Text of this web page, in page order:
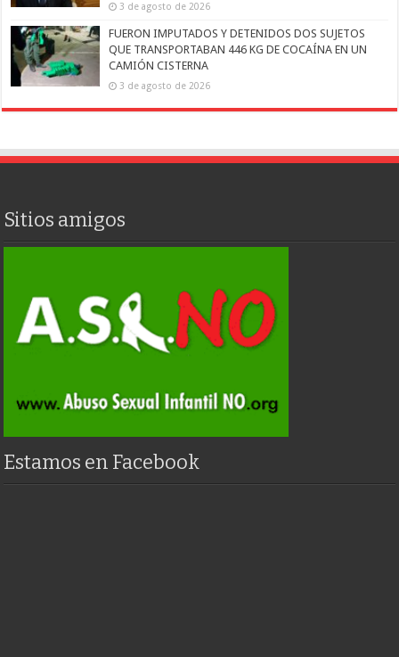
3 de agosto de 2026
FUERON IMPUTADOS Y DETENIDOS DOS SUJETOS
QUE TRANSPORTABAN 446 KG DE COCAÍNA EN UN
CAMIÓN CISTERNA
3 de agosto de 2026
Sitios amigos
Estamos en Facebook